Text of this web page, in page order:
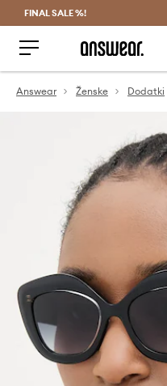
FINAL SALE %!
Answear Ženske Dodatki